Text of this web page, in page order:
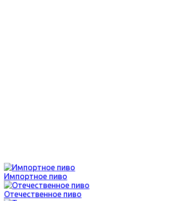
Импортное пиво
Отечественное пиво